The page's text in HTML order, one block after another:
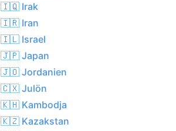
🇮🇶 Irak
🇮🇷 Iran
🇮🇱 Israel
🇯🇵 Japan
🇯🇴 Jordanien
🇨🇽 Julön
🇰🇭 Kambodja
🇰🇿 Kazakstan